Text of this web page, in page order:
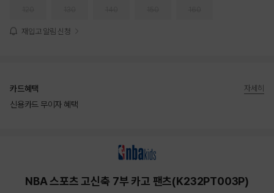
재입고 알림 신청
카드혜택
신용카드 무이자 혜택
자세히
NBA 스포츠 고신축 7부 카고 팬츠(K232PT003P)